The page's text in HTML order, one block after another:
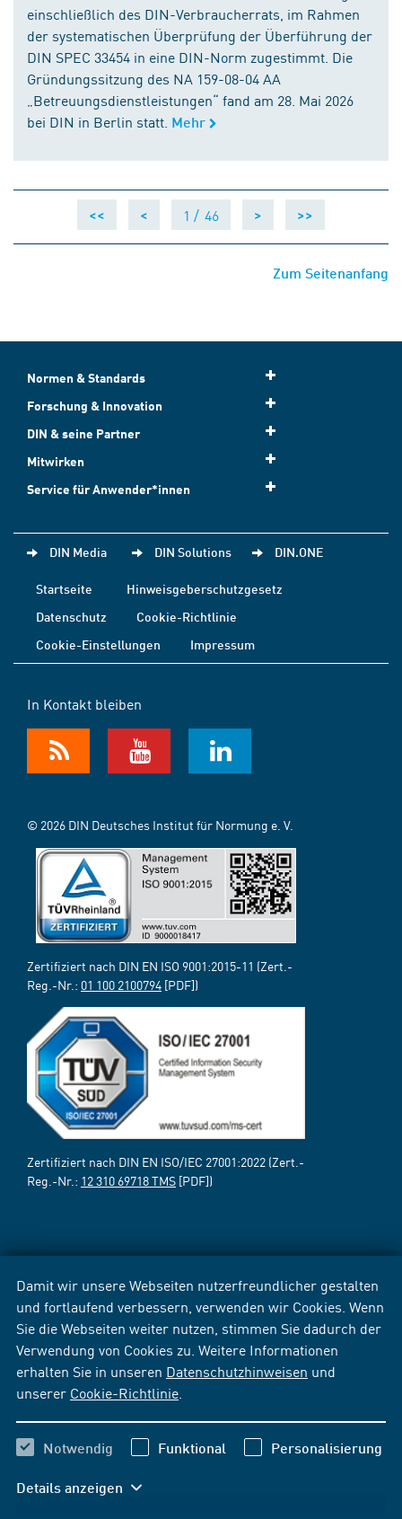
Damit wir unsere Webseiten nutzerfreundlicher gestalten
und fortlaufend verbessern, verwenden wir Cookies. Wenn
Sie die Webseiten weiter nutzen, stimmen Sie dadurch der
Verwendung von Cookies zu. Weitere Informationen
erhalten Sie in unseren Datenschutzhinweisen und
unserer Cookie-Richtlinie
Notwendig Funktional Personalisierung
Details anzeigen
einschließlich des DIN-Verbraucherrats, im Rahmen
der systematischen Überprüfung der Überführung der
DIN SPEC 33454 in eine DIN-Norm zugestimmt. Die
Gründungssitzung des NA 159-08-04 AA
„Betreuungsdienstleistungen“ fand am 28. Mai 2026
bei DIN in Berlin statt. Mehr
<< < 1 / 46 > >>
Zum Seitenanfang
Normen & Standards
Forschung & Innovation
DIN & seine Partner
Mitwirken
Service für Anwender*innen
DIN Media DIN Solutions DIN.ONE
Startseite
Hinweisgeberschutzgesetz
Datenschutz
Cookie-Richtlinie
Cookie-Einstellungen
Impressum
In Kontakt bleiben
© 2026 DIN Deutsches Institut für Normung e. V.
Zertifiziert nach DIN EN ISO 9001:2015-11 (Zert.-
Reg.-Nr.: 01 100 2100794 [PDF])
Zertifiziert nach DIN EN ISO/IEC 27001:2022 (Zert.-
Reg.-Nr.: 12 310 69718 TMS [PDF])